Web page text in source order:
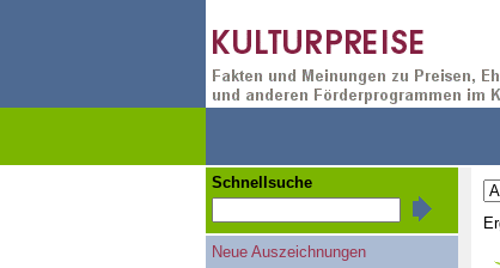
Schnellsuche
Neue Auszeichnungen